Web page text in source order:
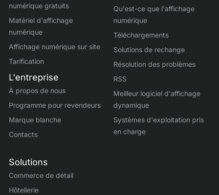
numérique gratuits
Matériel d'affichage
numérique
Affichage numérique sur site
Tarification
L'entreprise
À propos de nous
Programme pour revendeurs
Marque blanche
Contacts
Solutions
Commerce de détail
Hôtellerie
Qu'est-ce que l'affichage
numérique
Téléchargements
Solutions de rechange
Résolution des problèmes
RSS
Meilleur logiciel d'affichage
dynamique
Systèmes d'exploitation pris
en charge